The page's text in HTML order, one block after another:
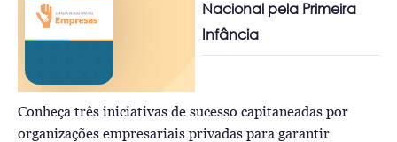
Nacional pela Primeira
Infância
Conheça três iniciativas de sucesso capitaneadas por
organizações empresariais privadas para garantir